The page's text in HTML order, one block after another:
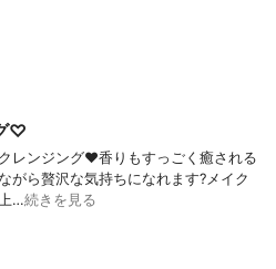
♡
レンジング❤️香りもすっごく癒される
がら贅沢な気持ちになれます?メイク
…続きを見る